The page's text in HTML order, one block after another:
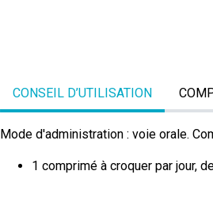
CONSEIL D’UTILISATION
Mode d'administration : voie orale.
1 comprimé à croquer par jour,